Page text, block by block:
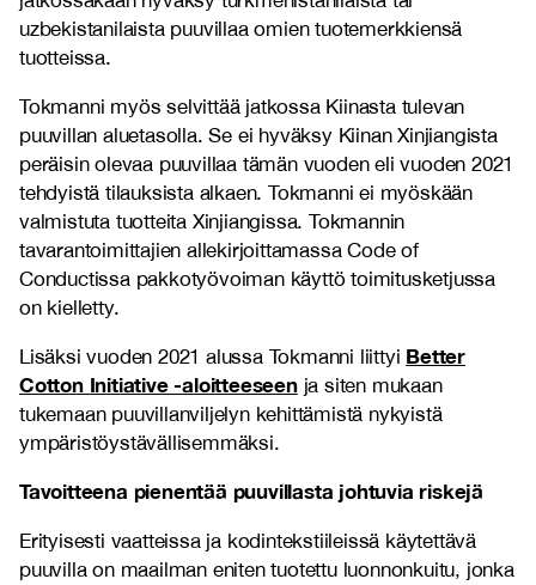
uzbekistanilaista puuvillaa omien tuotemerkkiensä
tuotteissa.
Tokmanni myös selvittää jatkossa Kiinasta tulevan
puuvillan aluetasolla. Se ei hyväksy Kiinan Xinjiangista
peräisin olevaa puuvillaa tämän vuoden eli vuoden 2021
tehdyistä tilauksista alkaen. Tokmanni ei myöskään
valmistuta tuotteita Xinjiangissa. Tokmannin
tavarantoimittajien allekirjoittamassa Code of
Conductissa pakkotyövoiman käyttö toimitusketjussa
on kielletty.
Lisäksi vuoden 2021 alussa Tokmanni liittyi Better
Cotton Initiative -aloitteeseenja siten mukaan
tukemaan puuvillanviljelyn kehittämistä nykyistä
ympäristöystävällisemmäksi.
Tavoitteena pienentää puuvillasta johtuvia riskejä
Erityisesti vaatteissa ja kodintekstiileissä käytettävä
puuvilla on maailman eniten tuotettu luonnonkuitu, jonka